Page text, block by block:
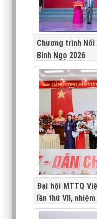
Chương trình Nối
Bính Ngọ 2026
Đại hội MTTQ
lần thứ VII,